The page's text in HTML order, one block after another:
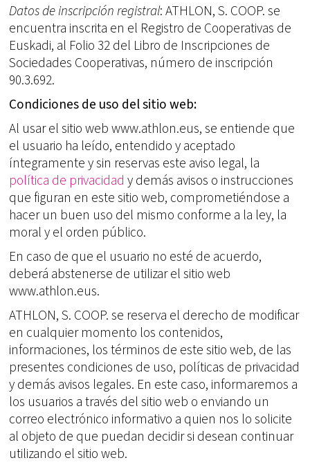
Datos de inscripción registral: ATHLON, S. COOP. se
encuentra inscrita en el Registro de Cooperativas de
Euskadi, al Folio 32 del Libro de Inscripciones de
Sociedades Cooperativas, número de inscripción
90.3.692.
Condiciones de uso del sitio web:
Al usar el sitio web www.athlon.eus, se entiende que
el usuario ha leído, entendido y aceptado
íntegramente y sin reservas este aviso legal, la
política de privacidad y demás avisos o instrucciones
que figuran en este sitio web, comprometiéndose a
hacer un buen uso del mismo conforme a la ley, la
moral y el orden público.
En caso de que el usuario no esté de acuerdo,
deberá abstenerse de utilizar el sitio web
www.athlon.eus.
ATHLON, S. COOP. se reserva el derecho de modificar
en cualquier momento los contenidos,
informaciones, los términos de este sitio web, de las
presentes condiciones de uso, políticas de privacidad
y demás avisos legales. En este caso, informaremos a
los usuarios a través del sitio web o enviando un
correo electrónico informativo a quien nos lo solicite
al objeto de que puedan decidir si desean continuar
utilizando el sitio web.